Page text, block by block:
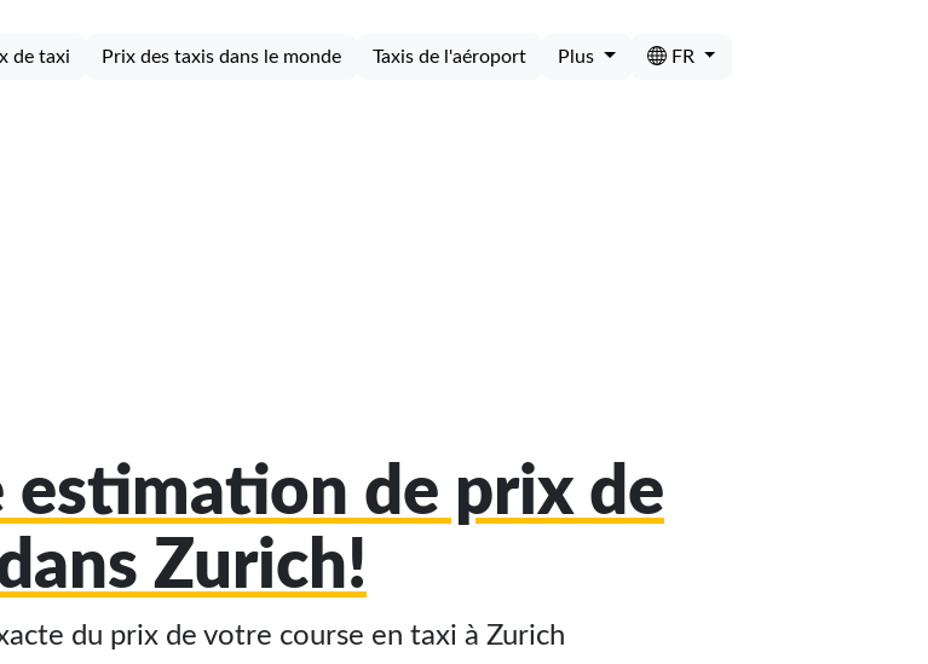
de taxi Prix des taxis dans le monde Taxis de l'aéroport Plus FR
de prix de
Zurich!
du prix de votre course en taxi à Zurich